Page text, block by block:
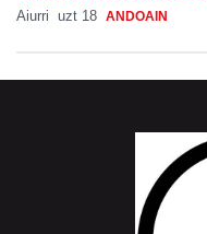
Aiurri uzt 18 ANDOAIN